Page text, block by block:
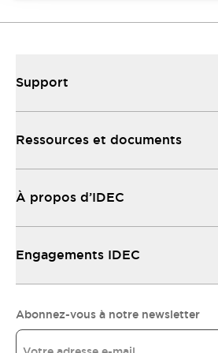
Support
Ressources et documents
À propos d’IDEC
Engagements IDEC
Abonnez-vous à notre newsletter